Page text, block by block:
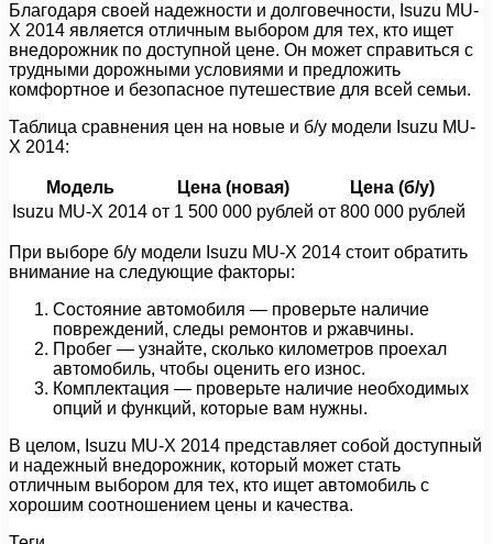
Благодаря своей надежности и долговечности, Isuzu MU-
X 2014 является отличным выбором для тех, кто ищет
внедорожник по доступной цене. Он может справиться с
трудными дорожными условиями и предложить
комфортное и безопасное путешествие для всей семьи.
Таблица сравнения цен на новые и б/у модели Isuzu MU-
X 2014:
Модель Цена (новая)
Цена (б/у)
Isuzu MU-X 2014 от 1 500 000 рублей от 800 000 рублей
При выборе б/у модели Isuzu MU-X 2014 стоит обратить
внимание на следующие факторы:
Состояние автомобиля — проверьте наличие
повреждений, следы ремонтов и ржавчины.
Пробег — узнайте, сколько километров проехал
автомобиль, чтобы оценить его износ.
Комплектация — проверьте наличие необходимых
опций и функций, которые вам нужны.
В целом, Isuzu MU-X 2014 представляет собой доступный
и надежный внедорожник, который может стать
отличным выбором для тех, кто ищет автомобиль с
хорошим соотношением цены и качества.